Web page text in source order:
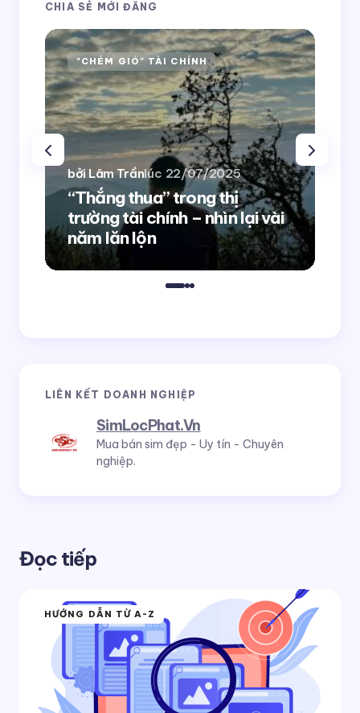
cho lần bình luận tiếp theo của tôi.
Gửi bình luận
CHIA SẺ MỚI ĐĂNG
"CHÉM GIÓ" TÀI CHÍNH
“Thắng thua” trong thị
trường tài chính – nhìn lại vài
năm lăn lộn
bởi Lâm Trầnlúc 22/07/2025
LIÊN KẾT DOANH NGHIỆP
SimLocPhat.Vn
Mua bán sim đẹp - Uy tín - Chuyên
nghiệp.
Đọc tiếp
HƯỚNG DẪN TỪ A-Z